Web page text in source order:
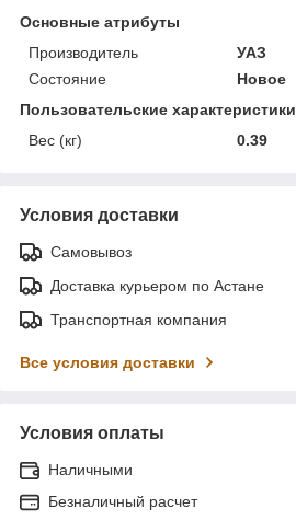
Основные атрибуты
Производитель
УАЗ
Состояние
Новое
Пользовательские характеристики
Вес (кг)
0.39
Условия доставки
Самовывоз
Доставка курьером по Астане
Транспортная компания
Все условия доставки
Условия оплаты
Наличными
Безналичный расчет